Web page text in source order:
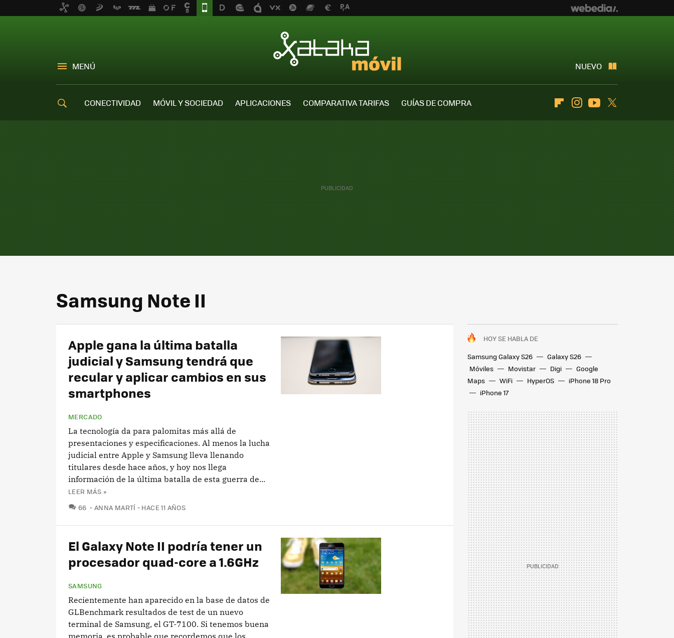
MENÚ NUEVO
CONECTIVIDAD MÓVIL Y SOCIEDAD APLICACIONES COMPARATIVA TARIFAS
GUÍAS DE COMPRA
FlipboardInstagramYoutube
Samsung Note II
HOY SE HABLA DE
Samsung Galaxy S26
Galaxy S26
Móviles
Movistar Digi
Google
Maps
WiFi HyperOS
iPhone 18 Pro
iPhone 17
Apple gana la última batalla
judicial y Samsung tendrá que
recular y aplicar cambios en sus
smartphones
MERCADO
La tecnología da para palomitas más allá de
presentaciones y especificaciones. Al menos la lucha
judicial entre Apple y Samsung lleva llenando
titulares desde hace años, y hoy nos llega
información de la última batalla de esta guerra de...
LEER MÁS »
66 COMENTARIOS
ANNA MARTÍ HACE 11 AÑOS
El Galaxy Note II podría tener un
procesador quad-core a 1.6GHz
SAMSUNG
Recientemente han aparecido en la base de datos de
GLBenchmark resultados de test de un nuevo
terminal de Samsung, el GT-7100. Si tenemos buena
memoria, es probable que recordemos que los